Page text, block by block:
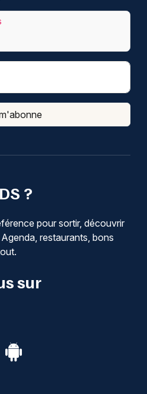
?
pour sortir, découvrir
restaurants, bons
sur